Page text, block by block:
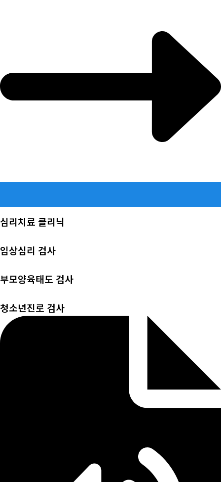
심리치료 클리닉
임상심리 검사
부모양육태도 검사
청소년진로 검사